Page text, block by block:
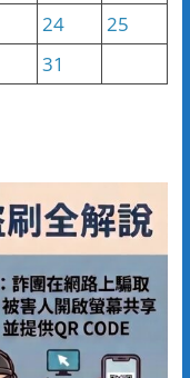
24
25
31